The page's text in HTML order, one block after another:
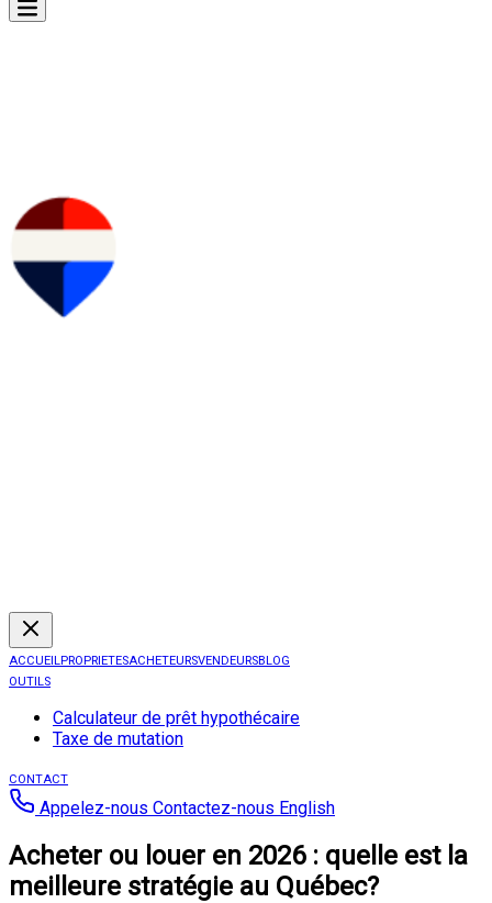
ACCUEILPROPRIETESACHETEURSVENDEURSBLOG
OUTILS
Calculateur de prêt hypothécaire
Taxe de mutation
CONTACT
Appelez-nous Contactez-nous English
Acheter ou louer en 2026 : quelle est la
meilleure stratégie au Québec?